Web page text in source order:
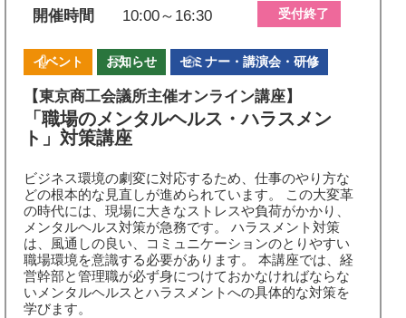
開催時間 10:00～16:30 受付終了
イベント お知らせ セミナー・講演会・研修
【東京商工会議所主催オンライン講座】
「職場のメンタルヘルス・ハラスメン
ト」対策講座
ビジネス環境の劇変に対応するため、仕事のやり方な
どの根本的な見直しが進められています。 この大変革
の時代には、現場に大きなストレスや負荷がかかり、
メンタルヘルス対策が急務です。 ハラスメント対策
は、風通しの良い、コミュニケーションのとりやすい
職場環境を意識する必要があります。 本講座では、経
営幹部と管理職が必ず身につけておかなければならな
いメンタルヘルスとハラスメントへの具体的な対策を
学びます。